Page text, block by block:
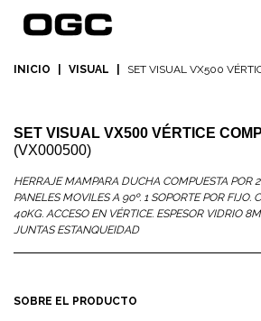
INICIO VISUAL SET VISUAL VX500
SET VISUAL VX500 VÉRTICE
(VX000500)
HERRAJE MAMPARA DUCHA COMPUESTA POR
PANELES MOVILES A 90º. 1 SOPORTE POR FIJO.
40KG. ACCESO EN VÉRTICE. ESPESOR VIDRIO
JUNTAS ESTANQUEIDAD
SOBRE EL PRODUCTO